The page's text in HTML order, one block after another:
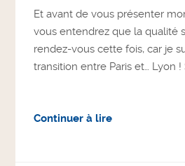
Et avant de vous présenter
vous entendrez que la qualité
rendez-vous cette fois, car je
transition entre Paris et… Lyon !
Continuer à lire